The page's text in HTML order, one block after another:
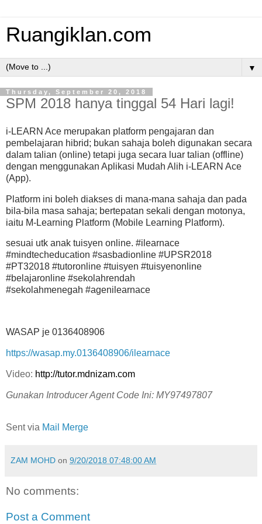
Ruangiklan.com
▼
Thursday, September 20, 2018
SPM 2018 hanya tinggal 54 Hari lagi!
i-LEARN Ace merupakan platform pengajaran dan
pembelajaran hibrid; bukan sahaja boleh digunakan secara
dalam talian (online) tetapi juga secara luar talian (offline)
dengan menggunakan Aplikasi Mudah Alih i-LEARN Ace
(App).
Platform ini boleh diakses di mana-mana sahaja dan pada
bila-bila masa sahaja; bertepatan sekali dengan motonya,
iaitu M-Learning Platform (Mobile Learning Platform).
sesuai utk anak tuisyen online. #ilearnace
#mindtecheducation #sasbadionline #UPSR2018
#PT32018 #tutoronline #tuisyen #tuisyenonline
#belajaronline #sekolahrendah
#sekolahmenegah #agenilearnace
WASAP je 0136408906
https://wasap.my.0136408906/ilearnace
Video: http://tutor.mdnizam.com
Gunakan Introducer Agent Code Ini: MY97497807
Sent via Mail Merge
ZAM MOHD on 9/20/2018 07:48:00 AM
No comments:
Post a Comment